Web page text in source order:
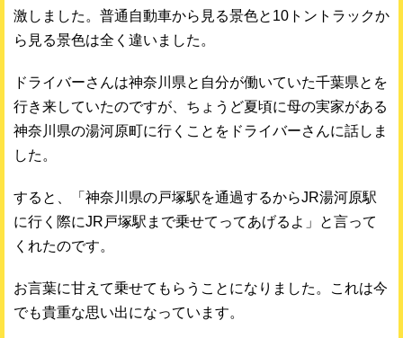
激しました。普通自動車から見る景色と10トントラックか
ら見る景色は全く違いました。
ドライバーさんは神奈川県と自分が働いていた千葉県とを
行き来していたのですが、ちょうど夏頃に母の実家がある
神奈川県の湯河原町に行くことをドライバーさんに話しま
した。
すると、「神奈川県の戸塚駅を通過するからJR湯河原駅
に行く際にJR戸塚駅まで乗せてってあげるよ」と言って
くれたのです。
お言葉に甘えて乗せてもらうことになりました。これは今
でも貴重な思い出になっています。